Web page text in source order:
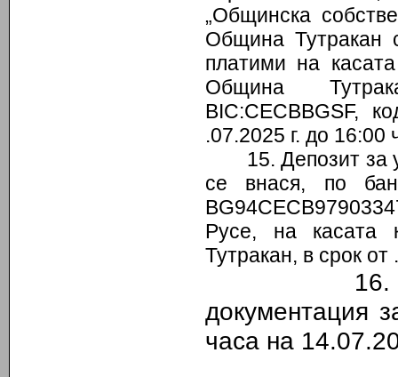
„Общинска
Община Тутракан
платими на
Община
BIC:CECBBGSF,
.07.2025 г. до 16:00
15. Депозит за
се внася, по
Русе, на касата
Тутракан, в срок от
16. Краен
документация
часа на 14